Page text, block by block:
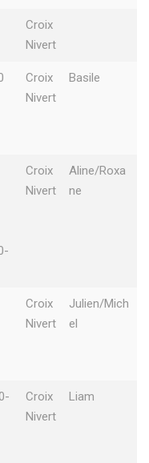
Croix
Nivert
Croix
Nivert
Basile
Croix
Nivert
Aline/Roxa
ne
Croix
Nivert
Julien/Mich
el
Croix
Nivert
Liam